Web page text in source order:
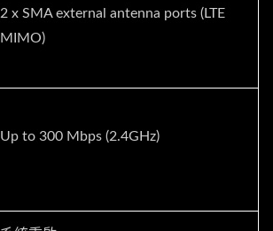
2 x SMA external antenna ports (LTE
MIMO)
Up to 300 Mbps (2.4GHz)